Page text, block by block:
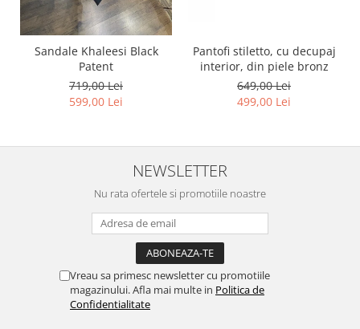
Sandale Khaleesi Black
Patent
719,00 Lei
599,00 Lei
Pantofi stiletto, cu decupaj
interior, din piele bronz
649,00 Lei
499,00 Lei
NEWSLETTER
Nu rata ofertele si promotiile noastre
Vreau sa primesc newsletter cu promotiile
magazinului. Afla mai multe in Politica de
Confidentialitate